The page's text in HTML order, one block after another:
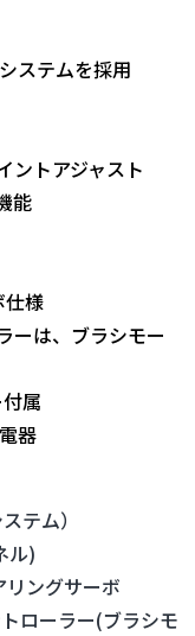
ステムを採用
ントアジャスト
能
様
ーは、ブラシモー
属
器
テム）
ル)
ングサーボ
ローラー(ブラシモ